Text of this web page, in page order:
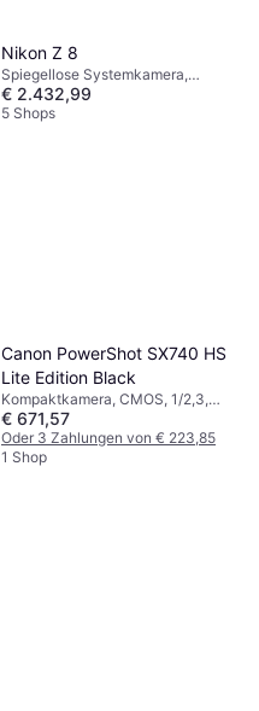
Nikon Z 8
Spiegellose Systemkamera,
CMOS, Vollformat (35 mm), 46 MP,
Gesichtserkennung,
€ 2.432,99
5 Shops
Canon PowerShot SX740 HS
Lite Edition Black
Kompaktkamera, CMOS, 1/2,3,
20.3 MP, Sequenzaufnahme,
PictBridge, Gesichtserkennung,
Wasserdicht, 299g
€ 671,57
Oder 3 Zahlungen von € 223,85
1 Shop